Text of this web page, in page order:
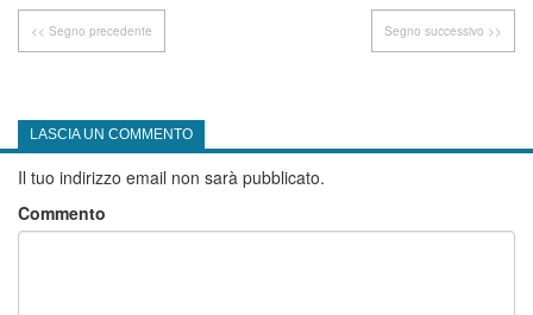
<< Segno precedente Segno successivo >>
LASCIA UN COMMENTO
Il tuo indirizzo email non sarà pubblicato.
Commento